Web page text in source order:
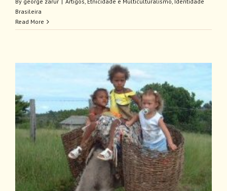
Brasileira
Read More